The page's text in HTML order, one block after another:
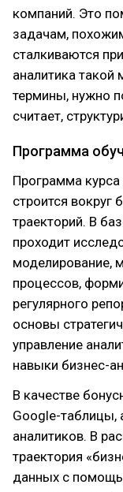
компаний. Это
задачам,
сталкиваются
аналитика
термины, нужно
считает,
Программа
Программа курса
строится вокруг
траекторий. В
проходит
моделирование,
процессов,
регулярного
основы
управление
навыки бизнес-
В качестве
Google-таблицы,
аналитиков. В
траектория
данных с